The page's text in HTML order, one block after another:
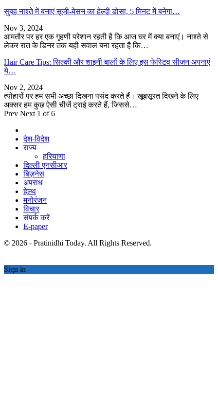
सुबह नाश्ते में बनाएं सूजी-बेसन का हेल्दी डोसा, 5 मिनट में बनेगा…
Nov 3, 2024
आमतौर पर हर एक गृहणी परेशान रहती है कि आज घर में क्या बनाएं। नाश्ते से
लेकर रात के डिनर तक यही सवाल बना रहता है कि…
Hair Care Tips: सिल्की और शाइनी बालों के लिए इस फेस्टिव सीजन अपनाएं
ये…
Nov 2, 2024
त्योहारों पर हम सभी अच्छा दिखना पसंद करते हैं। खूबसूरत दिखने के लिए
अक्सर हम कुछ ऐसी चीजें ट्राई करते हैं, जिससे…
Prev Next 1 of 6
देश-विदेश
राज्य
हरियाणा
दिल्ली एनसीआर
बिज़नेस
अपराध
हेल्थ
मनोरंजन
विचार
संपर्क करें
E-paper
© 2026 - Pratinidhi Today. All Rights Reserved.
Sign in